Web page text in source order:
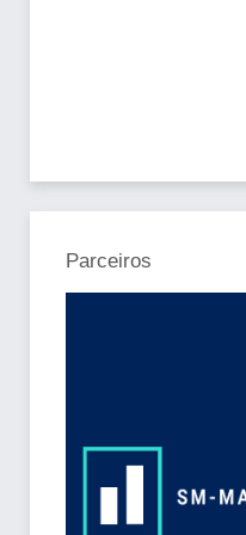
Parceiros